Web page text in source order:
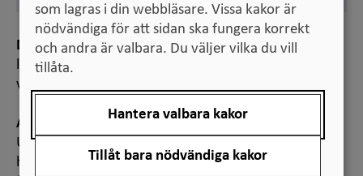
Definition
lokal med särskild utrustning för studenter med
varaktig funktionsnedsättning
Anmärkning
Utrustningen i resursrummen kan variera, men ofta
handlar det om datorer med särskild programvara
som lagras i din webbläsare. Vissa kakor är
nödvändiga för att sidan ska fungera korrekt
och andra är valbara. Du väljer vilka du vill
tillåta.
Hantera valbara kakor
Tillåt bara nödvändiga kakor